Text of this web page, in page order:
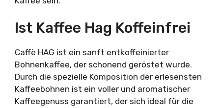
Ist Kaffee Hag Koffeinfrei
Caffè HAG ist ein sanft entkoffeinierter
Bohnenkaffee, der schonend geröstet wurde.
Durch die spezielle Komposition der erlesensten
Kaffeebohnen ist ein voller und aromatischer
Kaffeegenuss garantiert, der sich ideal für die